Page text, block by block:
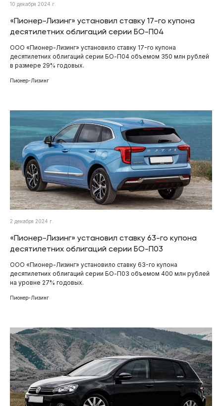
10 декабря 2024 г.
«Пионер-Лизинг» установил ставку 17-го купона
десятилетних облигаций серии БО-П04
ООО «Пионер-Лизинг» установило ставку 17-го купона
десятилетних облигаций серии БО-П04 объемом 350 млн рублей
в размере 29% годовых.
Пионер-Лизинг
2 декабря 2024 г.
«Пионер-Лизинг» установил ставку 63-го купона
десятилетних облигаций серии БО-П03
ООО «Пионер-Лизинг» установило ставку 63-го купона
десятилетних облигаций серии БО-П03 объемом 400 млн рублей
на уровне 27% годовых.
Пионер-Лизинг